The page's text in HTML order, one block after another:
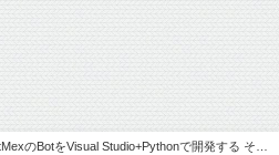
のBotをVisual Studio+Pythonで開発する その